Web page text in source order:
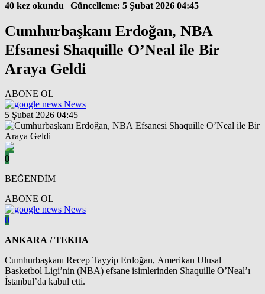
40 kez okundu | Güncelleme: 5 Şubat 2026 04:45
Cumhurbaşkanı Erdoğan, NBA
Efsanesi Shaquille O’Neal ile Bir
Araya Geldi
ABONE OL
News
5 Şubat 2026 04:45
0
BEĞENDİM
ABONE OL
News
0
ANKARA / TEKHA
Cumhurbaşkanı Recep Tayyip Erdoğan, Amerikan Ulusal
Basketbol Ligi’nin (NBA) efsane isimlerinden Shaquille O’Neal’ı
İstanbul’da kabul etti.